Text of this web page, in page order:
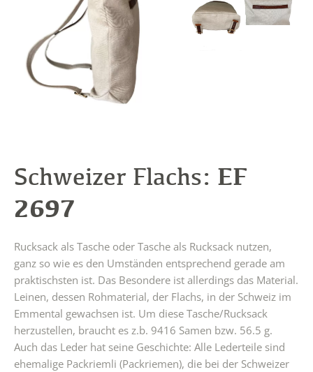
Schweizer Flachs: EF
2697
Rucksack als Tasche oder Tasche als Rucksack nutzen,
ganz so wie es den Umständen entsprechend gerade am
praktischsten ist. Das Besondere ist allerdings das Material.
Leinen, dessen Rohmaterial, der Flachs, in der Schweiz im
Emmental gewachsen ist. Um diese Tasche/Rucksack
herzustellen, braucht es z.b. 9416 Samen bzw. 56.5 g.
Auch das Leder hat seine Geschichte: Alle Lederteile sind
ehemalige Packriemli (Packriemen), die bei der Schweizer